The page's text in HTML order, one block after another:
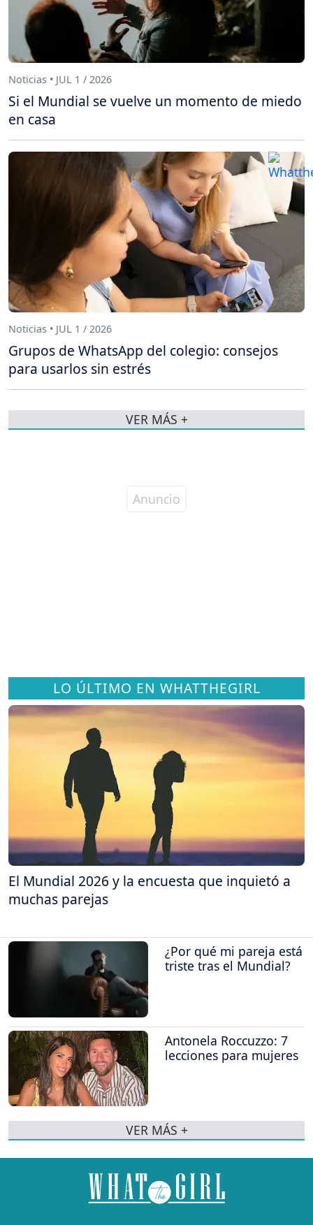
LO ÚLTIMO EN WHATTHEGIRL
El Mundial 2026 y la encuesta que inquietó a
muchas parejas
¿Por qué mi pareja está
triste tras el Mundial?
Antonela Roccuzzo: 7
lecciones para mujeres
VER MÁS +
Noticias • JUL 1 / 2026
Si el Mundial se vuelve un momento de miedo
en casa
Noticias • JUL 1 / 2026
Grupos de WhatsApp del colegio: consejos
para usarlos sin estrés
VER MÁS +